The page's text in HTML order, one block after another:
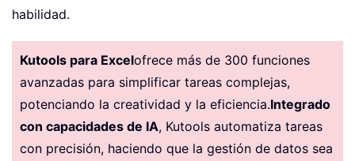
habilidad.
Kutools para Excelofrece más de 300 funciones
avanzadas para simplificar tareas complejas,
potenciando la creatividad y la eficiencia.Integrado
con capacidades de IA, Kutools automatiza tareas
con precisión, haciendo que la gestión de datos sea